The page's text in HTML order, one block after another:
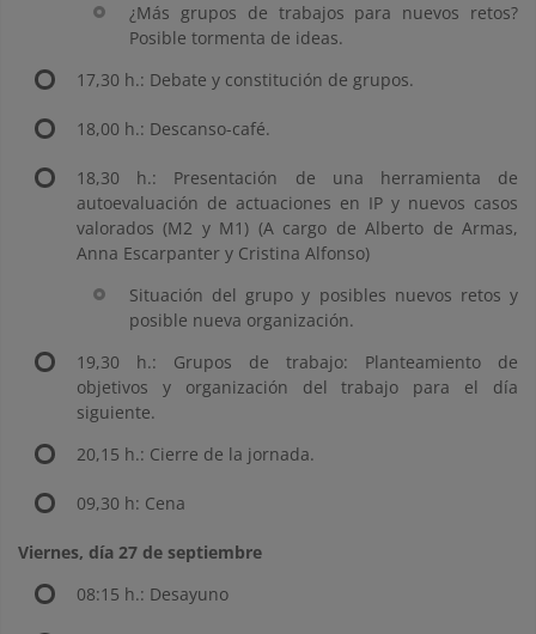
¿Más grupos de trabajos para nuevos retos?
Posible tormenta de ideas.
17,30 h.: Debate y constitución de grupos.
18,00 h.: Descanso-café.
18,30 h.: Presentación de una herramienta de
autoevaluación de actuaciones en IP y nuevos casos
valorados (M2 y M1) (A cargo de Alberto de Armas,
Anna Escarpanter y Cristina Alfonso)
Situación del grupo y posibles nuevos retos y
posible nueva organización.
19,30 h.: Grupos de trabajo: Planteamiento de
objetivos y organización del trabajo para el día
siguiente.
20,15 h.: Cierre de la jornada.
09,30 h: Cena
Viernes, día 27 de septiembre
08:15 h.: Desayuno